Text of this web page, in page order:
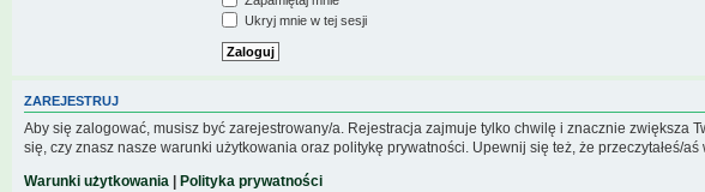
Ukryj mnie w tej sesji
ZAREJESTRUJ
Aby się zalogować, musisz być zarejestrowany/a. Rejestracja zajmuje tylko chwilę i znacznie
się, czy znasz nasze warunki użytkowania oraz politykę prywatności. Upewnij się też, że przeczytałeś/
Warunki użytkowania
Polityka prywatności